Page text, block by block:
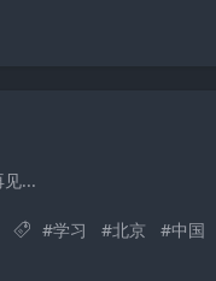
...
#学习 #北京 #中国